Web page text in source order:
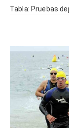
Tabla: Pruebas